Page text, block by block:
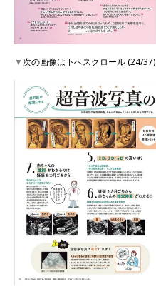
▼次の画像は下へスクロール (24/37)